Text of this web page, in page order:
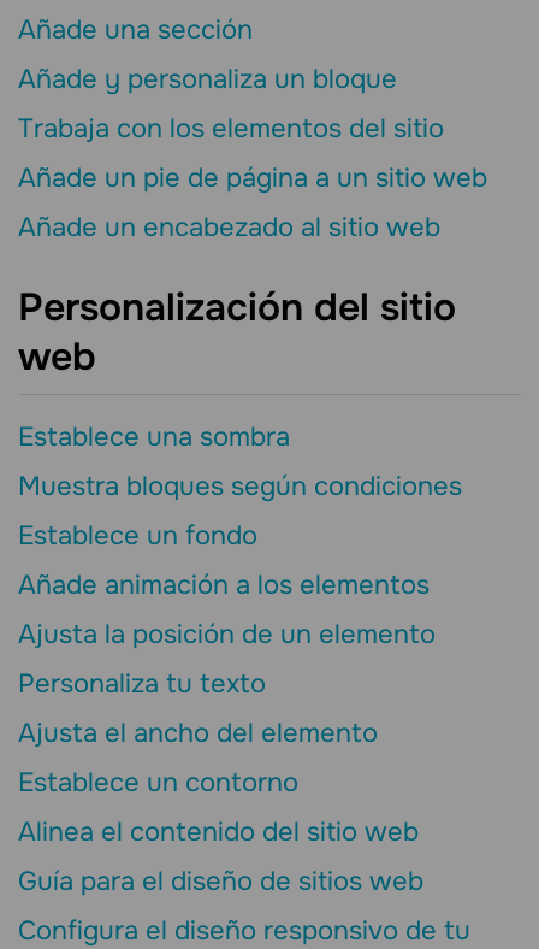
Añade una sección
Añade y personaliza un bloque
Trabaja con los elementos del sitio
Añade un pie de página a un sitio web
Añade un encabezado al sitio web
Personalización del sitio
web
Establece una sombra
Muestra bloques según condiciones
Establece un fondo
Añade animación a los elementos
Ajusta la posición de un elemento
Personaliza tu texto
Ajusta el ancho del elemento
Establece un contorno
Alinea el contenido del sitio web
Guía para el diseño de sitios web
Configura el diseño responsivo de tu